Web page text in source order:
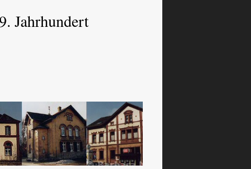
Jahrhundert